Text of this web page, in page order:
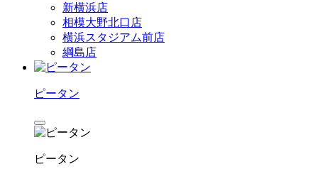
新横浜店
相模大野北口店
横浜スタジアム前店
綱島店
ピータン
ピータン